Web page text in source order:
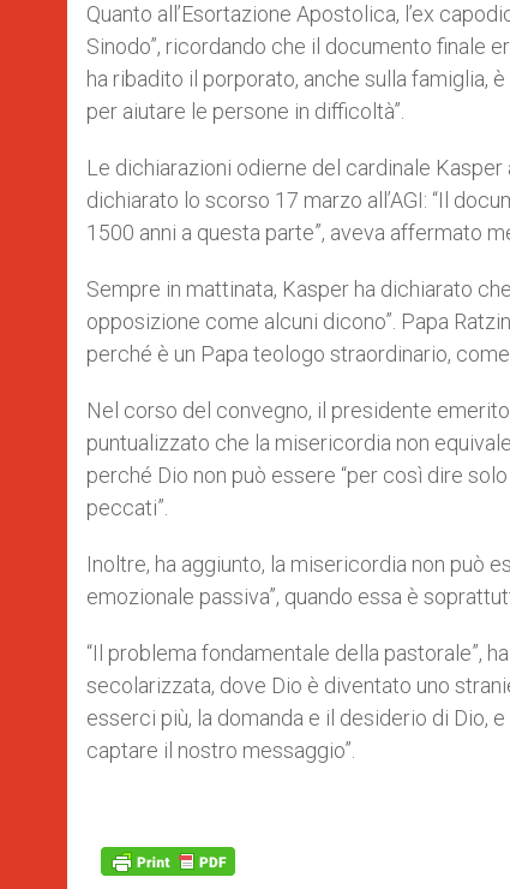
Quanto all’Esortazione Apostolica, l’ex
Sinodo”, ricordando che il documento finale
ha ribadito il porporato, anche sulla famiglia,
per aiutare le persone in difficoltà”.
Le dichiarazioni odierne del cardinale
dichiarato lo scorso 17 marzo all’AGI: “Il
1500 anni a questa parte”, aveva affermato
Sempre in mattinata, Kasper ha dichiarato
opposizione come alcuni dicono”. Papa
perché è un Papa teologo straordinario,
Nel corso del convegno, il presidente
puntualizzato che la misericordia non
perché Dio non può essere “per così dire
peccati”.
Inoltre, ha aggiunto, la misericordia non può
emozionale passiva”, quando essa è
“Il problema fondamentale della pastorale”,
secolarizzata, dove Dio è diventato uno
esserci più, la domanda e il desiderio di Dio,
captare il nostro messaggio”.